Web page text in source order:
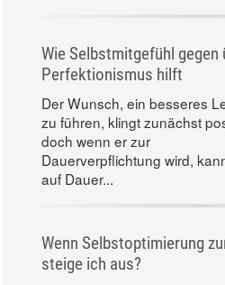
Wie Selbstmitgefühl gegen
Perfektionismus hilft
Der Wunsch, ein besseres
zu führen, klingt zunächst
doch wenn er zur
Dauerverpflichtung wird,
auf Dauer...
Wenn Selbstoptimierung
steige ich aus?